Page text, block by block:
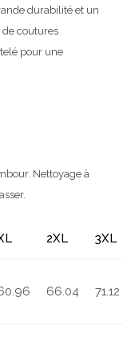
durabilité et un
de coutures
pour une
Nettoyage à
2XL 3XL
66.04 71.12